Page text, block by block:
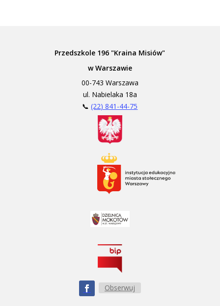
Przedszkole 196 "Kraina Misiów"
w Warszawie
00-743 Warszawa
ul. Nabielaka 18a
📞(22) 841-44-75
Obserwuj